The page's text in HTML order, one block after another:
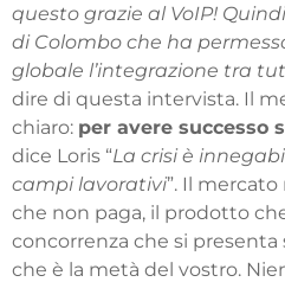
questo grazie al VoIP!
di Colombo che ha
globale l’integrazione tra
dire di questa intervista. Il
chiaro: per avere successo
dice Loris “La crisi è
campi lavorativi”. Il
che non paga, il prodotto
concorrenza che si
che è la metà del vostro.